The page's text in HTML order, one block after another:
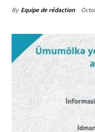
By Equipe de rédaction